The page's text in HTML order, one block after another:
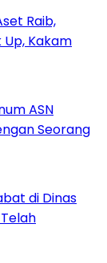
Raib,
Kakam
ASN
Seorang
di Dinas